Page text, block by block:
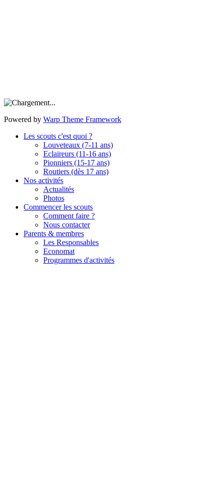
Powered by Warp Theme Framework
Les scouts c'est quoi ?
Louveteaux (7-11 ans)
Eclaireurs (11-16 ans)
Pionniers (15-17 ans)
Routiers (dès 17 ans)
Nos activités
Actualités
Photos
Commencer les scouts
Comment faire ?
Nous contacter
Parents & membres
Les Responsables
Economat
Programmes d'activités